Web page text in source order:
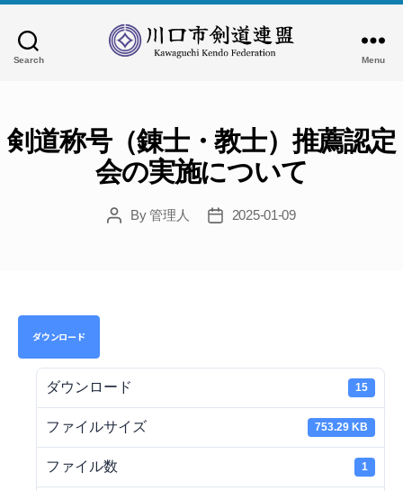
Search
連
Menu
剣道称号（錬士・教士）推薦認定
会の実施について
PostBy管理人
Post2025-01-09
ダウンロード
ダウンロード 15
ファイルサイズ 753.29 KB
ファイル数 1